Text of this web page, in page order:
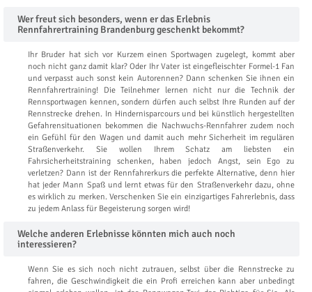
Wer freut sich besonders, wenn er das Erlebnis
Rennfahrertraining Brandenburg geschenkt bekommt?
Ihr Bruder hat sich vor Kurzem einen Sportwagen zugelegt, kommt aber
noch nicht ganz damit klar? Oder Ihr Vater ist eingefleischter Formel-1 Fan
und verpasst auch sonst kein Autorennen? Dann schenken Sie ihnen ein
Rennfahrertraining! Die Teilnehmer lernen nicht nur die Technik der
Rennsportwagen kennen, sondern dürfen auch selbst Ihre Runden auf der
Rennstrecke drehen. In Hindernisparcours und bei künstlich hergestellten
Gefahrensituationen bekommen die Nachwuchs-Rennfahrer zudem noch
ein Gefühl für den Wagen und damit auch mehr Sicherheit im regulären
Straßenverkehr. Sie wollen Ihrem Schatz am liebsten ein
Fahrsicherheitstraining schenken, haben jedoch Angst, sein Ego zu
verletzen? Dann ist der Rennfahrerkurs die perfekte Alternative, denn hier
hat jeder Mann Spaß und lernt etwas für den Straßenverkehr dazu, ohne
es wirklich zu merken. Verschenken Sie ein einzigartiges Fahrerlebnis, dass
zu jedem Anlass für Begeisterung sorgen wird!
Welche anderen Erlebnisse könnten mich auch noch
interessieren?
Wenn Sie es sich noch nicht zutrauen, selbst über die Rennstrecke zu
fahren, die Geschwindigkeit die ein Profi erreichen kann aber unbedingt